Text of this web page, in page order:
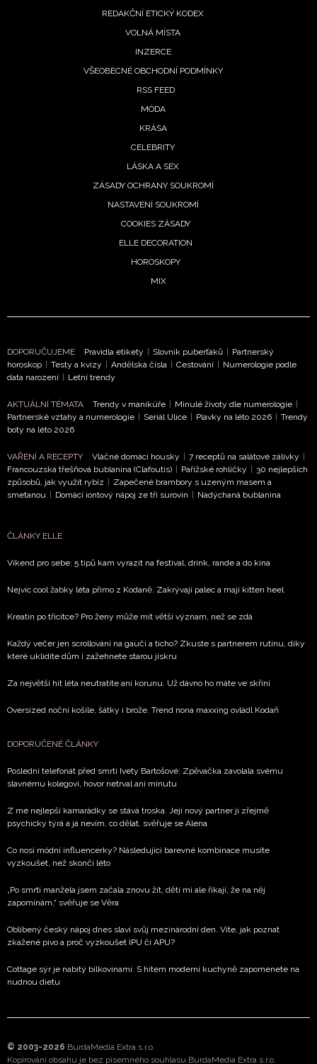
podmínkami společnosti BurdaMedia Extra s.r.o.
potvrzujete, že jste se seznámili seZásadami
Vašimi údaji pracovat zejména k organizaci a
vyhodnocení akce a zasílání novinek.
Chcete navíc dostávat i další zajímavé a exkluzivní
informace od našich partnerů? Pokud souhlasíte se
zpracováním údajů k tomuto účelu podleZásad ochrany
soukromí BurdaMedia Extra s.r.o., zaškrtněte toto pole.
REDAKČNÍ ETICKÝ KODEX
VOLNÁ MÍSTA
INZERCE
VŠEOBECNÉ OBCHODNÍ PODMÍNKY
RSS FEED
MÓDA
KRÁSA
CELEBRITY
LÁSKA A SEX
ZÁSADY OCHRANY SOUKROMÍ
NASTAVENÍ SOUKROMÍ
COOKIES ZÁSADY
ELLE DECORATION
HOROSKOPY
MIX
DOPORUČUJEME Pravidla etikety | Slovník puberťáků | Partnerský
horoskop | Testy a kvízy | Andělská čísla | Cestování | Numerologie podle
data narození | Letní trendy
AKTUÁLNÍ TÉMATA Trendy v manikúře | Minulé životy dle numerologie |
Partnerské vztahy a numerologie | Seriál Ulice | Plavky na léto 2026 | Trendy
boty na léto 2026
VAŘENÍ A RECEPTY Vláčné domácí housky | 7 receptů na salátové zálivky |
Francouzská třešňová bublanina (Clafoutis) | Pařížské rohlíčky | 30 nejlepších
způsobů, jak využít rybíz | Zapečené brambory s uzeným masem a
smetanou | Domácí iontový nápoj ze tří surovin | Nadýchaná bublanina
ČLÁNKY ELLE
Víkend pro sebe: 5 tipů kam vyrazit na festival, drink, rande a do kina
Nejvíc cool žabky léta přímo z Kodaně. Zakrývají palec a mají kitten heel
Kreatin po třicítce? Pro ženy může mít větší význam, než se zdá
Každý večer jen scrollování na gauči a ticho? Zkuste s partnerem rutinu, díky
které uklidíte dům i zažehnete starou jiskru
Za největší hit léta neutratíte ani korunu. Už dávno ho máte ve skříni
Oversized noční košile, šátky i brože. Trend nona maxxing ovládl Kodaň
DOPORUČENÉ ČLÁNKY
Poslední telefonát před smrtí Ivety Bartošové: Zpěvačka zavolala svému
slavnému kolegovi, hovor netrval ani minutu
Z mé nejlepší kamarádky se stává troska. Její nový partner ji zřejmě
psychicky týrá a já nevím, co dělat, svěřuje se Alena
Co nosí módní influencerky? Následující barevné kombinace musíte
vyzkoušet, než skončí léto
„Po smrti manžela jsem začala znovu žít, děti mi ale říkají, že na něj
zapomínám,“ svěřuje se Věra
Oblíbený český nápoj dnes slaví svůj mezinárodní den. Víte, jak poznat
zkažené pivo a proč vyzkoušet IPU či APU?
Cottage sýr je nabitý bílkovinami. S hitem moderní kuchyně zapomenete na
nudnou dietu
© 2003-2026 BurdaMedia Extra s.r.o.
Kopírování obsahu je bez písemného souhlasu BurdaMedia Extra s.r.o.